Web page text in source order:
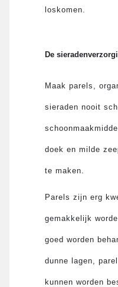
loskomen.
De
Maak parels,
sieraden nooit
doek en milde
te maken.
Parels zijn erg
gemakkelijk
goed worden
dunne lagen,
kunnen worden